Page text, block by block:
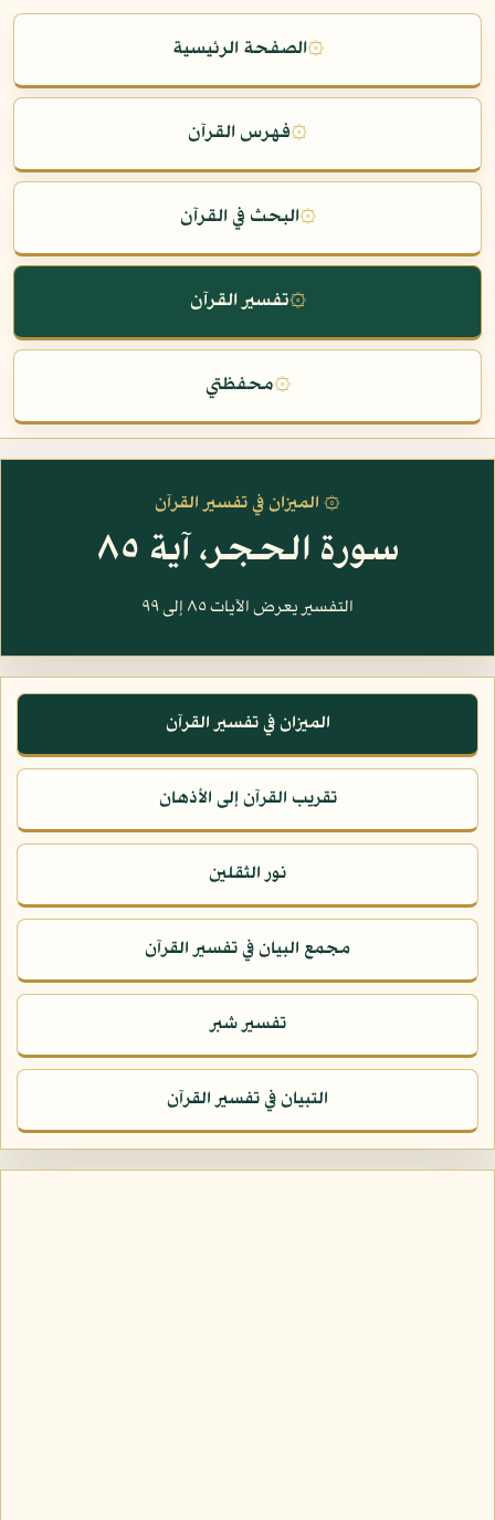
۞الصفحة الرئيسية
۞فهرس القرآن
۞البحث في القرآن
۞تفسير القرآن
۞محفظتي
۞ الميزان في تفسير القرآن
سورة الحجر، آية ٨٥
التفسير يعرض الآيات ٨٥ إلى ٩٩
الميزان في تفسير القرآن
تقريب القرآن إلى الأذهان
نور الثقلين
مجمع البيان في تفسير القرآن
تفسير شبر
التبيان في تفسير القرآن